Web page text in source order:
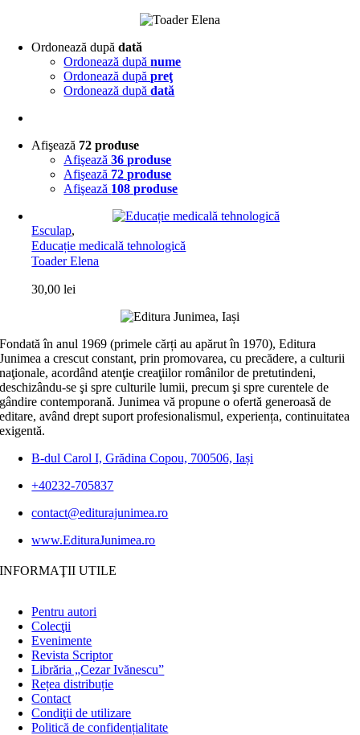
Ordonează dupădată
Ordonează dupănume
Ordonează dupăpreţ
Ordonează dupădată
Afişează 72 produse
Afişează36 produse
Afişează 72 produse
Afişează 108 produse
Esculap,
Educație medicală tehnologică
Toader Elena
30,00lei
Fondată în anul 1969 (primele cărți au apărut în 1970), Editura
Junimea a crescut constant, prin promovarea, cu precădere, a culturii
naţionale, acordând atenţie creaţiilor românilor de pretutindeni,
deschizându-se şi spre culturile lumii, precum şi spre curentele de
gândire contemporană. Junimea vă propune o ofertă generoasă de
editare, având drept suport profesionalismul, experiența, continuitatea
exigentă.
B-dul Carol I, Grădina Copou, 700506, Iași
+40232-705837
contact@editurajunimea.ro
www.EdituraJunimea.ro
INFORMAŢII UTILE
Pentru autori
Colecţii
Evenimente
Revista Scriptor
Librăria „Cezar Ivănescu”
Rețea distribuție
Contact
Condiţii de utilizare
Politică de confidențialitate